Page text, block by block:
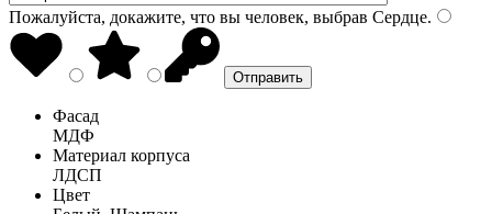
Пожалуйста, докажите, что вы человек, выбрав Сердце.
Фасад
МДФ
Материал корпуса
ЛДСП
Цвет